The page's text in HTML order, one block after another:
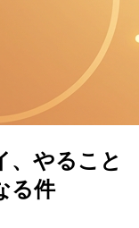
、やること
る件